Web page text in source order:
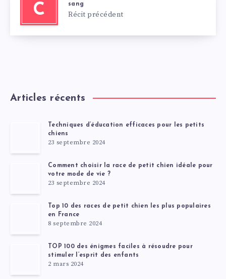
C
sang
Récit précédent
Articles récents
Techniques d’éducation efficaces pour les petits
chiens
23 septembre 2024
Comment choisir la race de petit chien idéale pour
votre mode de vie ?
23 septembre 2024
Top 10 des races de petit chien les plus populaires
en France
8 septembre 2024
TOP 100 des énigmes faciles à résoudre pour
stimuler l’esprit des enfants
2 mars 2024